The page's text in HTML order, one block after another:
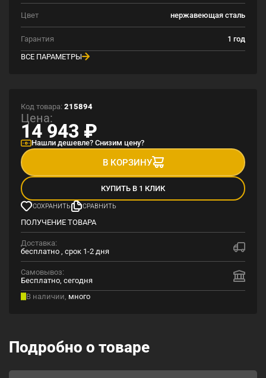
Цвет нержавеющая сталь
Гарантия
1 год
ВСЕ ПАРАМЕТРЫ
Код товара: 215894
Цена:
14 943 ₽
Нашли дешевле? Снизим цену?
В КОРЗИНУ
КУПИТЬ В 1 КЛИК
СОХРАНИТЬ СРАВНИТЬ
ПОЛУЧЕНИЕ ТОВАРА
Доставка:
бесплатно , срок 1-2 дня
Самовывоз:
Бесплатно, сегодня
В наличии, много
Подробно о товаре